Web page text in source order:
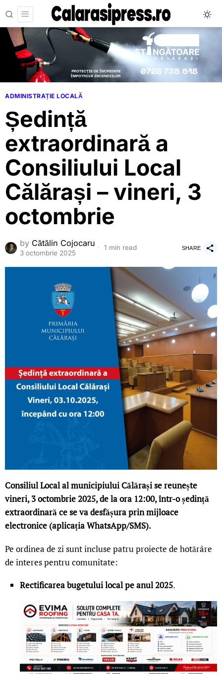
ADMINISTRAȚIE LOCALĂ
Ședință
extraordinară a
Consiliului Local
Călărași – vineri, 3
octombrie
by Cătălin Cojocaru
3 octombrie 2025
1 min read SHARE
Consiliul Local al municipiului Călărași se reunește
vineri, 3 octombrie 2025, de la ora 12:00, într-o ședință
extraordinară ce se va desfășura prin mijloace
electronice (aplicația WhatsApp/SMS).
Pe ordinea de zi sunt incluse patru proiecte de hotărâre
de interes pentru comunitate:
Rectificarea bugetului local pe anul 2025.